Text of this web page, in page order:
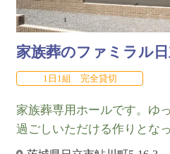
家族葬のファミラル日
1日1組 完全貸切
家族葬専用ホールです。ゆ
過ごしいただける作りとな